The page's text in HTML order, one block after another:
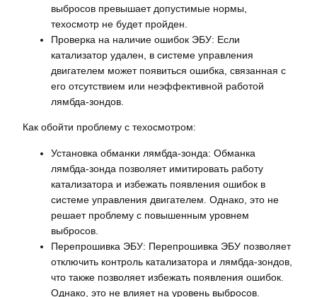
выбросов превышает допустимые нормы,
техосмотр не будет пройден.
Проверка на наличие ошибок ЭБУ: Если
катализатор удален, в системе управления
двигателем может появиться ошибка, связанная с
его отсутствием или неэффективной работой
лямбда-зондов.
Как обойти проблему с техосмотром:
Установка обманки лямбда-зонда: Обманка
лямбда-зонда позволяет имитировать работу
катализатора и избежать появления ошибок в
системе управления двигателем. Однако, это не
решает проблему с повышенным уровнем
выбросов.
Перепрошивка ЭБУ: Перепрошивка ЭБУ позволяет
отключить контроль катализатора и лямбда-зондов,
что также позволяет избежать появления ошибок.
Однако, это не влияет на уровень выбросов.